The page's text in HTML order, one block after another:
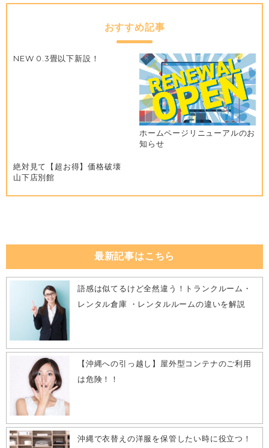
ナ
ー
おすすめ記事
NEW 0.3畳以下新設！
ホームページリニューアルのお
知らせ
絶対見て【超お得】価格破壊
山下店別館
最新記事はこちら
語感は似てるけど全然違う！トランクルーム・
レンタル倉庫 ・レンタルルームの違いを解説
【沖縄への引っ越し】屋外型コンテナのご利用
は危険！！
沖縄で衣替えの洋服を保管したい時に役立つ！